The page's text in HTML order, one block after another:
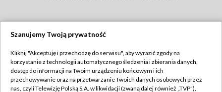
TVP
Abonament TVP
Regulamin TVP
Szanujemy Twoją prywatność
Kliknij "Akceptuję i przechodzę do serwisu", aby wyrazić zgody na
korzystanie z technologii automatycznego śledzenia i zbierania danych,
dostęp do informacji na Twoim urządzeniu końcowym i ich
przechowywanie oraz na przetwarzanie Twoich danych osobowych przez
nas, czyli Telewizję Polską S.A. w likwidacji (zwaną dalej również „TVP”),